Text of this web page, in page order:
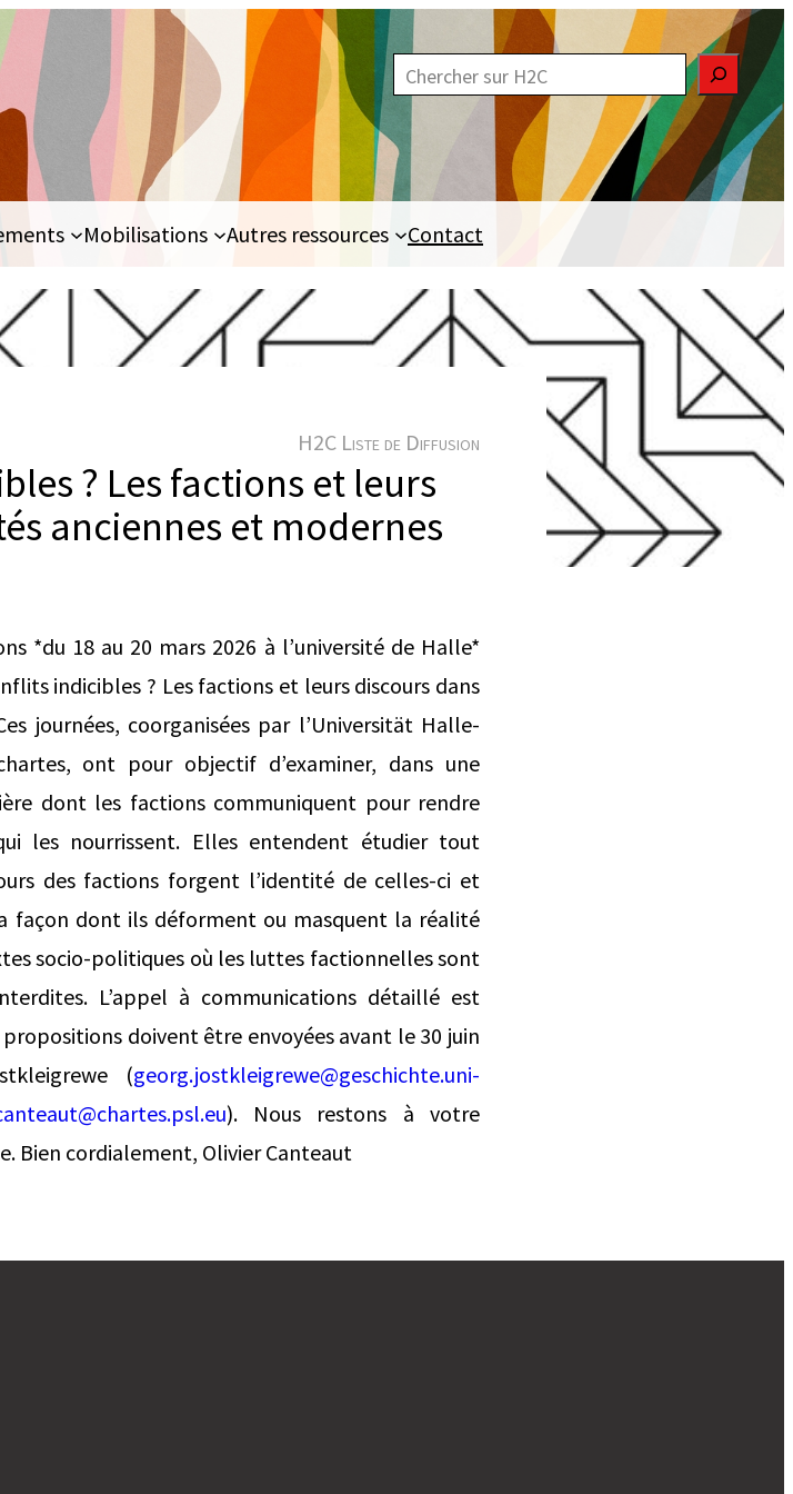
c
h
e
c
Mobilisations Autres ressources Contact
H2C Liste de Diffusion
? Les factions et leurs
anciennes et modernes
*du 18 au 20 mars 2026 à l’université de Halle*
indicibles ? Les factions et leurs discours dans
journées, coorganisées par l’Universität Halle-
ont pour objectif d’examiner, dans une
dont les factions communiquent pour rendre
les nourrissent. Elles entendent étudier tout
des factions forgent l’identité de celles-ci et
façon dont ils déforment ou masquent la réalité
socio-politiques où les luttes factionnelles sont
L’appel à communications détaillé est
propositions doivent être envoyées avant le 30 juin
(georg.jostkleigrewe@geschichte.uni-
). Nous restons à votre
Bien cordialement, Olivier Canteaut